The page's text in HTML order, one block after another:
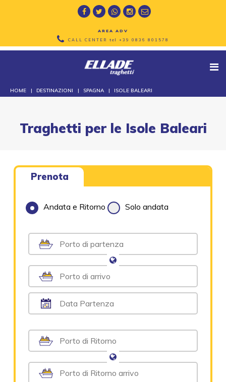
AREA ADV
CALL CENTER tel +39 0836 801578
HOME DESTINAZIONI SPAGNA ISOLE BALEARI
Traghetti per le Isole Baleari
Prenota
Andata e Ritorno Solo andata